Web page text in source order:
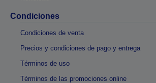
Condiciones
Condiciones de venta
Precios y condiciones de pago y entrega
Términos de uso
Términos de las promociones online